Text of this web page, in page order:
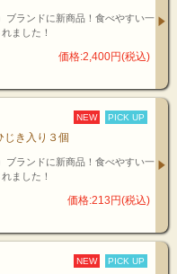
ブランドに新商品！食べやすい一
ました！
価格:2,400円(税込)
NEW PICK UP
じき入り３個
ブランドに新商品！食べやすい一
ました！
価格:213円(税込)
NEW PICK UP